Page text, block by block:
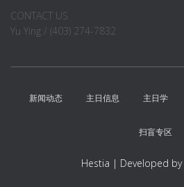
CONTACT US
Yu Ying / (403) 274-7832
新闻动态 主日信息 主日学
扫盲专区
Hestia | Developed by